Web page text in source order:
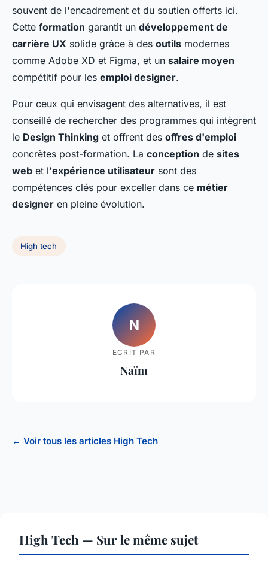
souvent de l'encadrement et du soutien offerts ici.
Cette formation garantit un développement de
carrière UX solide grâce à des outils modernes
comme Adobe XD et Figma, et un salaire moyen
compétitif pour les emploi designer.
Pour ceux qui envisagent des alternatives, il est
conseillé de rechercher des programmes qui intègrent
le Design Thinking et offrent des offres d'emploi
concrètes post-formation. La conception de sites
web et l'expérience utilisateur sont des
compétences clés pour exceller dans ce métier
designer en pleine évolution.
High tech
N
ECRIT PAR
Naïm
← Voir tous les articles High Tech
High Tech — Sur le même sujet